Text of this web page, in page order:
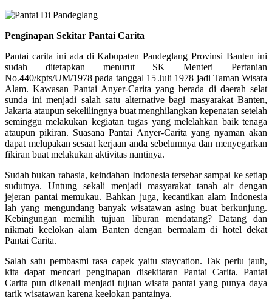
Penginapan Sekitar Pantai Carita
Pantai carita ini ada di Kabupaten Pandeglang Provinsi Banten ini
sudah ditetapkan menurut SK Menteri Pertanian
No.440/kpts/UM/1978 pada tanggal 15 Juli 1978 jadi Taman Wisata
Alam. Kawasan Pantai Anyer-Carita yang berada di daerah selat
sunda ini menjadi salah satu alternative bagi masyarakat Banten,
Jakarta ataupun sekelilingnya buat menghilangkan kepenatan setelah
seminggu melakukan kegiatan tugas yang melelahkan baik tenaga
ataupun pikiran. Suasana Pantai Anyer-Carita yang nyaman akan
dapat melupakan sesaat kerjaan anda sebelumnya dan menyegarkan
fikiran buat melakukan aktivitas nantinya.
Sudah bukan rahasia, keindahan Indonesia tersebar sampai ke setiap
sudutnya. Untung sekali menjadi masyarakat tanah air dengan
jejeran pantai memukau. Bahkan juga, kecantikan alam Indonesia
lah yang mengundang banyak wisatawan asing buat berkunjung.
Kebingungan memilih tujuan liburan mendatang? Datang dan
nikmati keelokan alam Banten dengan bermalam di hotel dekat
Pantai Carita.
Salah satu pembasmi rasa capek yaitu staycation. Tak perlu jauh,
kita dapat mencari penginapan disekitaran Pantai Carita. Pantai
Carita pun dikenali menjadi tujuan wisata pantai yang punya daya
tarik wisatawan karena keelokan pantainya.